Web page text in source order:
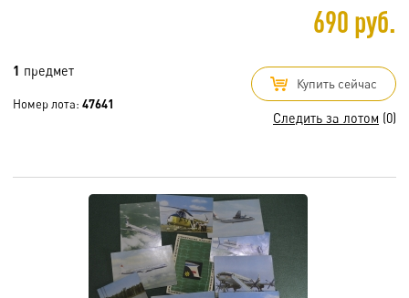
690 руб.
1 предмет
Номер лота: 47641
Купить сейчас
Следить за лотом (0)